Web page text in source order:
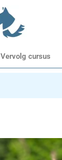
Vervolg cursus